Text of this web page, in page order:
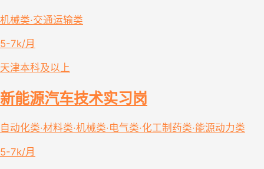
机械类·交通运输类
5-7k/月
天津本科及以上
新能源汽车技术实习岗
自动化类·材料类·机械类·电气类·化工制药类·能源动力类
5-7k/月